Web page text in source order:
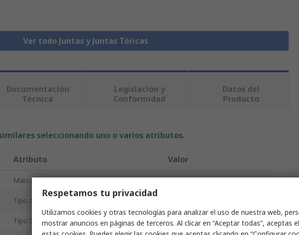
Ver todo Juntas y Juntas Tóricas
Documentación
Técnica
Legislación y
Conformidad
Datos del
Producto
seleccionando uno o varios atributos.
Atributo Valor
Marca Hutchinson Le Joint Français
Tipo de producto
Tipo Sub Junta tórica
Respetamos tu privacidad
Utilizamos cookies y otras tecnologías para analizar el uso de nuestra web,
mostrar anuncios en páginas de terceros. Al clicar en “Aceptar todas”, aceptas